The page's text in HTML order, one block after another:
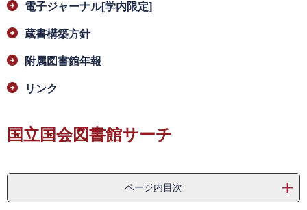
電子ジャーナル[学内限定]
蔵書構築方針
附属図書館年報
リンク
国立国会図書館サーチ
ページ内目次